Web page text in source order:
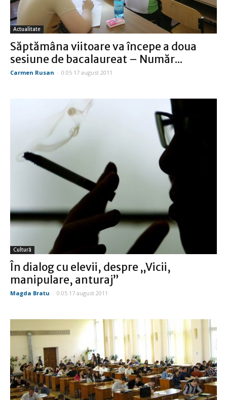
Actualitate
Săptămâna viitoare va începe a doua
sesiune de bacalaureat – Număr...
Carmen Rusan - 0:05 17 august 2011
Cultură
În dialog cu elevii, despre „Vicii,
manipulare, anturaj”
Magda Bratu - 0:05 17 august 2011